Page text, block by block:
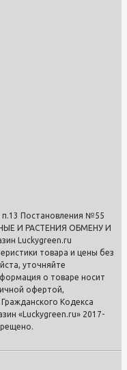
Постановления №55
И РАСТЕНИЯ ОБМЕНУ И
Luckygreen.ru
товара и цены без
уточняйте
о товаре носит
офертой,
Кодекса
«Luckygreen.ru» 2017-